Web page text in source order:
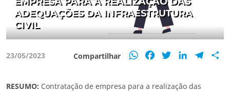
ADEQUAÇÕES DA INFRAESTRUTURA
CIVIL
23/05/2023 Compartilhar WhatsApp
FacebookTwitterLinkedIn
RESUMO: Contratação de empresa para a realização das